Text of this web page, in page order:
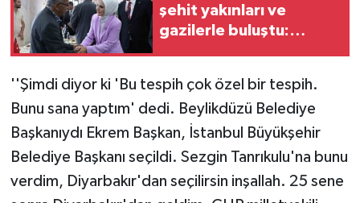
şehit yakınları ve
gazilerle buluştu:
''Şimdi diyor ki 'Bu tespih çok özel bir tespih.
Bunu sana yaptım' dedi. Beylikdüzü Belediye
Başkanıydı Ekrem Başkan, İstanbul Büyükşehir
Belediye Başkanı seçildi. Sezgin Tanrıkulu'na bunu
verdim, Diyarbakır'dan seçilirsin inşallah. 25 sene